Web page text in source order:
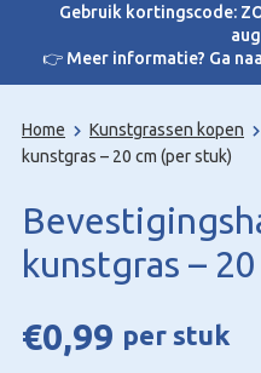
Gebruik kortingscode:
👉 Meer informatie? Ga
Home Kunstgrassen kopen
kunstgras – 20 cm (per stuk)
kunstgras –
€0,99 per stuk